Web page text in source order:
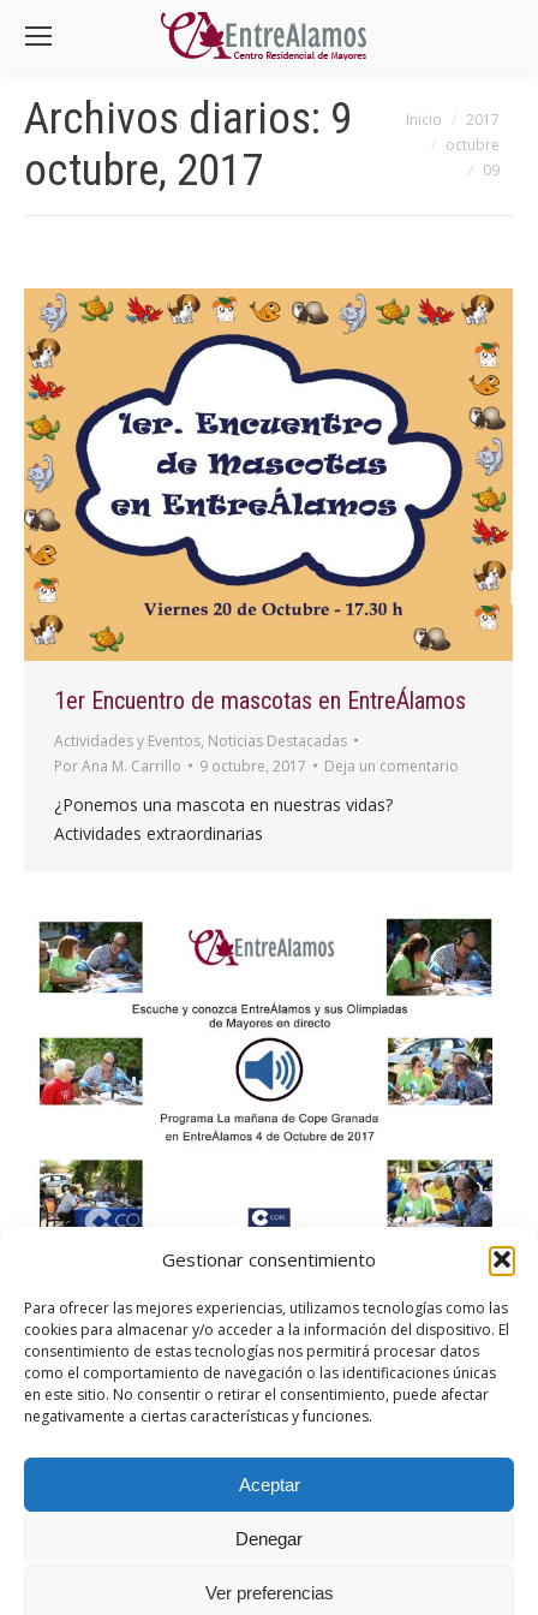
Gestionar consentimiento
Para ofrecer las mejores experiencias, utilizamos tecnologías como las
cookies para almacenar y/o acceder a la información del dispositivo. El
consentimiento de estas tecnologías nos permitirá procesar datos
como el comportamiento de navegación o las identificaciones únicas
en este sitio. No consentir o retirar el consentimiento, puede afectar
negativamente a ciertas características y funciones.
Aceptar
Denegar
Ver preferencias
Archivos diarios: 9
octubre, 2017
Estás aquí:
Inicio
2017
octubre
09
1er Encuentro de mascotas en EntreÁlamos
Actividades y Eventos, Noticias Destacadas
PorAna M. Carrillo 9 octubre, 2017 Deja un comentario
¿Ponemos una mascota en nuestras vidas?
Actividades extraordinarias
de Mayores EntreÁlamos
Noticias Destacadas PorAna M. Carrillo
9 octubre, 2017
Deja un comentario
EntreÁlamos en antena
EntreÁlamos, Centro Residencial de Mayores © 2024 - Diseñado por